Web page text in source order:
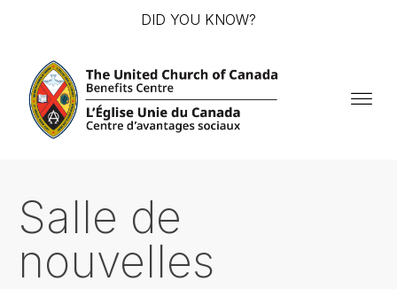
DID YOU KNOW?
Salle de
nouvelles